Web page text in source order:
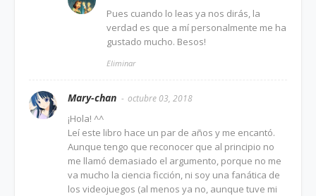
Pues cuando lo leas ya nos dirás, la
verdad es que a mí personalmente me ha
gustado mucho. Besos!
Eliminar
Mary-chan octubre 03, 2018
¡Hola! ^^
Leí este libro hace un par de años y me encantó.
Aunque tengo que reconocer que al principio no
me llamó demasiado el argumento, porque no me
va mucho la ciencia ficción, ni soy una fanática de
los videojuegos (al menos ya no, aunque tuve mi